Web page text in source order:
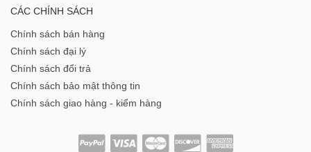
CÁC CHÍNH SÁCH
Chính sách bán hàng
Chính sách đại lý
Chính sách đổi trả
Chính sách bảo mật thông tin
Chính sách giao hàng - kiểm hàng